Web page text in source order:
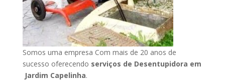
Somos uma empresa Com mais de 20 anos de
sucesso oferecendo serviços de Desentupidora em
Jardim Capelinha.